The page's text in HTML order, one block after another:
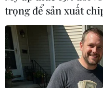
Philippines,
quan trọng của
trọng để sản xuất